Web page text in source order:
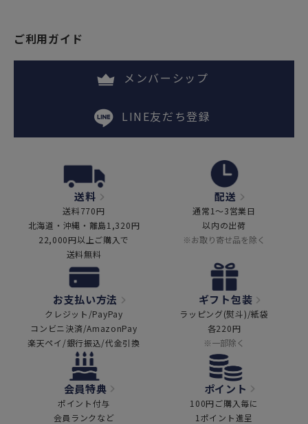
ご利用ガイド
メンバーシップ
LINE友だち登録
送料
送料770円
北海道・沖縄・離島1,320円
22,000円以上ご購入で
送料無料
配送
通常1～3営業日
以内の出荷
※お取り寄せ品を除く
お支払い方法
クレジット/PayPay
コンビニ決済/AmazonPay
楽天ペイ/銀行振込/代金引換
ギフト包装
ラッピング(熨斗)/紙袋
各220円
※一部除く
会員特典
ポイント付与
会員ランクなど
ポイント
100円ご購入毎に
1ポイント進呈